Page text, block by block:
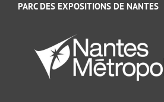
PARC DES EXPOSITIONS DE NANTES